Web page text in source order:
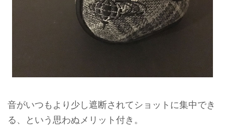
音がいつもより少し遮断されてショットに集中でき
る、という思わぬメリット付き。